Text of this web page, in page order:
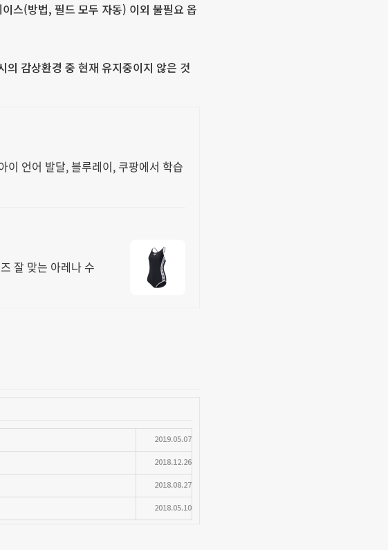
스(방법, 필드 모두 자동) 이외 불필요 옵
감상환경 중 현재 유지중이지 않은 것
이 언어 발달, 블루레이, 쿠팡에서 학습
잘 맞는 아레나 수
2019.05.07
2018.12.26
2018.08.27
2018.05.10